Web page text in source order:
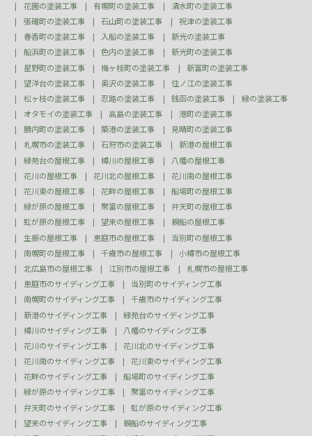
花園の塗装工事
有幌町の塗装工事
清水町の塗装工事
張碓町の塗装工事
石山町の塗装工事
祝津の塗装工事
春香町の塗装工事
入船の塗装工事
新光の塗装工事
船浜町の塗装工事
色内の塗装工事
新光町の塗装工事
星野町の塗装工事
梅ヶ枝町の塗装工事
新富町の塗装工事
望洋台の塗装工事
奥沢の塗装工事
住ノ江の塗装工事
松ヶ枝の塗装工事
忍路の塗装工事 銭函の塗装工事
緑の塗装工事
オタモイの塗装工事
高島の塗装工事
港町の塗装工事
勝内町の塗装工事
築港の塗装工事
見晴町の塗装工事
札幌市の塗装工事
石狩市の塗装工事
新港の屋根工事
緑苑台の屋根工事
樽川の屋根工事
八幡の屋根工事
花川の屋根工事
花川北の屋根工事
花川南の屋根工事
花川東の屋根工事
花畔の屋根工事
船場町の屋根工事
緑が原の屋根工事
聚富の屋根工事
弁天町の屋根工事
虹が原の屋根工事
望来の屋根工事
親船の屋根工事
生振の屋根工事
恵庭市の屋根工事
当別町の屋根工事
南幌町の屋根工事
千歳市の屋根工事
小樽市の屋根工事
北広島市の屋根工事
江別市の屋根工事
札幌市の屋根工事
恵庭市のサイディング工事
当別町のサイディング工事
南幌町のサイディング工事
千歳市のサイディング工事
新港のサイディング工事
緑苑台のサイディング工事
樽川のサイディング工事
八幡のサイディング工事
花川のサイディング工事
花川北のサイディング工事
花川南のサイディング工事
花川東のサイディング工事
花畔のサイディング工事
船場町のサイディング工事
緑が原のサイディング工事
聚富のサイディング工事
弁天町のサイディング工事
虹が原のサイディング工事
望来のサイディング工事
親船のサイディング工事